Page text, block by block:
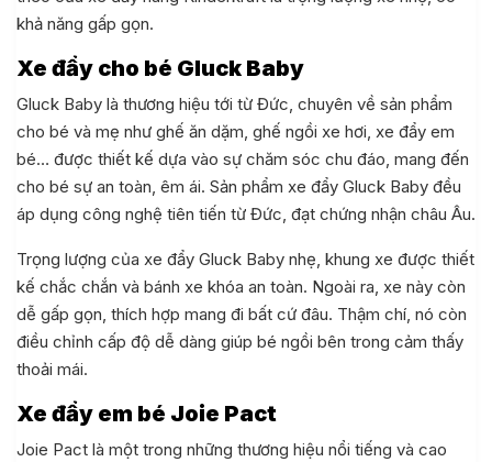
khả năng gấp gọn.
Xe đẩy cho bé Gluck Baby
Gluck Baby là thương hiệu tới từ Đức, chuyên về sản phẩm
cho bé và mẹ như ghế ăn dặm, ghế ngồi xe hơi, xe đẩy em
bé… được thiết kế dựa vào sự chăm sóc chu đáo, mang đến
cho bé sự an toàn, êm ái. Sản phẩm xe đẩy Gluck Baby đều
áp dụng công nghệ tiên tiến từ Đức, đạt chứng nhận châu Âu.
Trọng lượng của xe đẩy Gluck Baby nhẹ, khung xe được thiết
kế chắc chắn và bánh xe khóa an toàn. Ngoài ra, xe này còn
dễ gấp gọn, thích hợp mang đi bất cứ đâu. Thậm chí, nó còn
điều chỉnh cấp độ dễ dàng giúp bé ngồi bên trong cảm thấy
thoải mái.
Xe đẩy em bé Joie Pact
Joie Pact là một trong những thương hiệu nổi tiếng và cao